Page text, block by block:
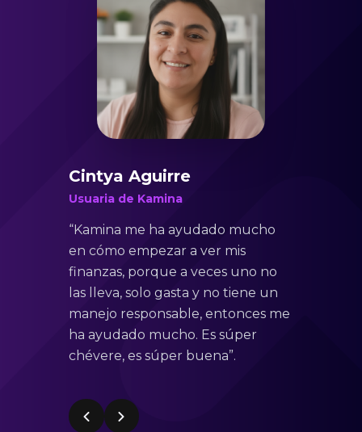
Cintya Aguirre
Usuaria de Kamina
“Kamina me ha ayudado mucho
en cómo empezar a ver mis
finanzas, porque a veces uno no
las lleva, solo gasta y no tiene un
manejo responsable, entonces me
ha ayudado mucho. Es súper
chévere, es súper buena”.